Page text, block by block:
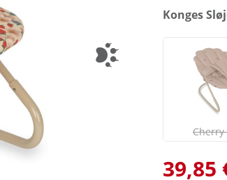
auswählen
Konges
39,85